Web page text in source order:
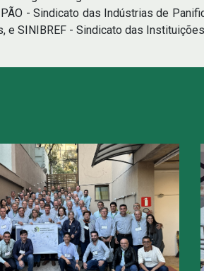
- Sindicato das Indústrias de
e SINIBREF - Sindicato das